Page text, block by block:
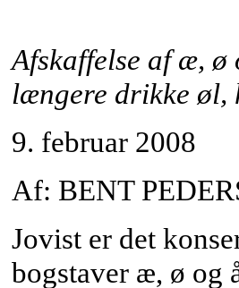
Afskaffelse af æ,
længere drikke øl,
9. februar 2008
Af: BENT
Jovist er det
bogstaver æ, ø og